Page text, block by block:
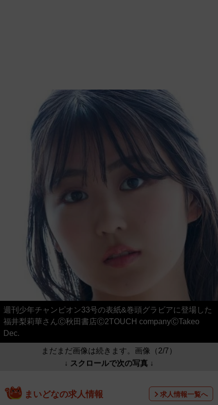
週刊少年チャンピオン33号の表紙&巻頭グラビアに登場した
福井梨莉華さんⒸ秋田書店Ⓒ2TOUCH companyⒸTakeo
Dec.
まだまだ画像は続きます。画像（2/7）
↓ スクロールで次の写真 ↓
まいどなの求人情報 求人情報一覧へ